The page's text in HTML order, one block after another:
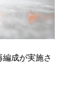
成が実施さ